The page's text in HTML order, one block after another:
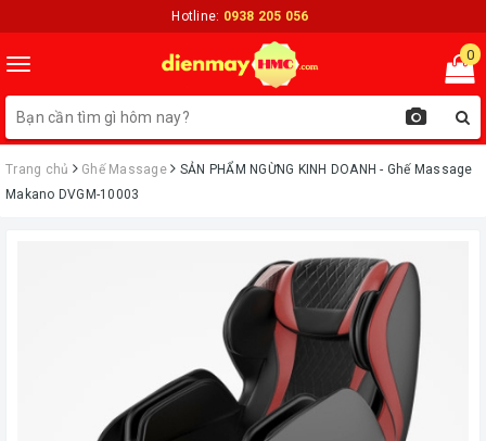
Hotline: 0938 205 056
Toggle
navigation
0
Trang chủ Ghế Massage
ㅤSẢN PHẨM NGỪNG KINH DOANH - Ghế Massage
Makano DVGM-10003